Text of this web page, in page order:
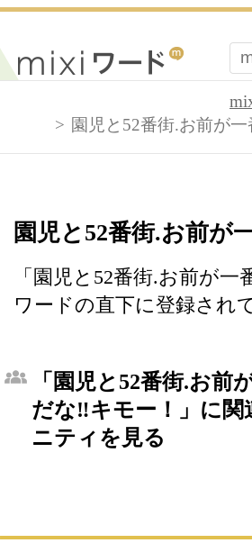
園児と52番街.お前が
園児と52番街.お前が
「園児と52番街.お前が
ワードの直下に登録され
「園児と52番街.お前
だな‼キモー！」に
ニティを見る